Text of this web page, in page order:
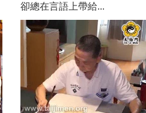
卻總在言語上帶給...